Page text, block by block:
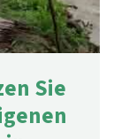
Sie